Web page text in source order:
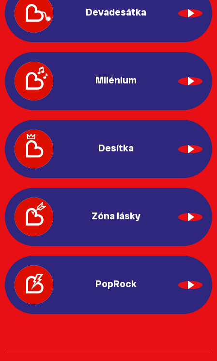
Devadesátka
Milénium
Desítka
Zóna lásky
PopRock